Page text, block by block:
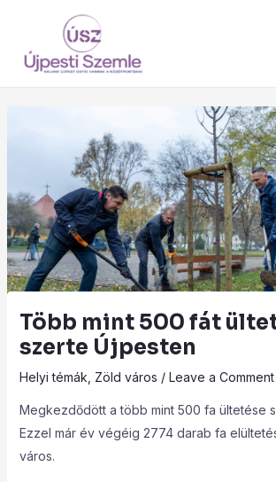
content
Több mint 500 fát
szerte Újpesten
Helyi témák Zöld város / Leave a Comment
Megkezdődött a több mint 500 fa ültetése
Ezzel már év végéig 2774 darab fa
város.